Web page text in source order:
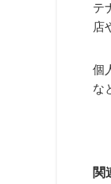
テ
店
個
な
関